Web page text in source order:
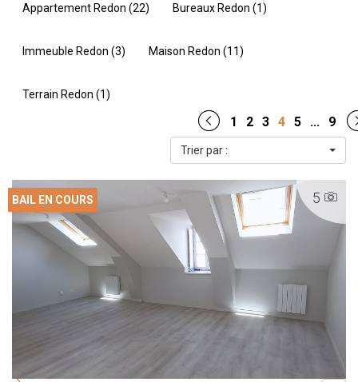
Appartement Redon (22) Bureaux Redon (1)
Immeuble Redon (3) Maison Redon (11)
Terrain Redon (1)
1 2 3 4 5 ... 9
Trier par :
5
BAIL EN COURS